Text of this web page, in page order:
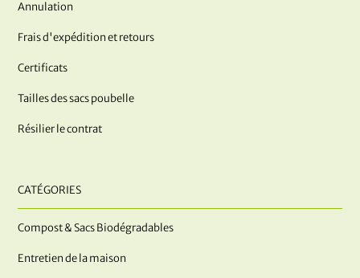
Annulation
Frais d'expédition et retours
Certificats
Tailles des sacs poubelle
Résilier le contrat
CATÉGORIES
Compost & Sacs Biodégradables
Entretien de la maison